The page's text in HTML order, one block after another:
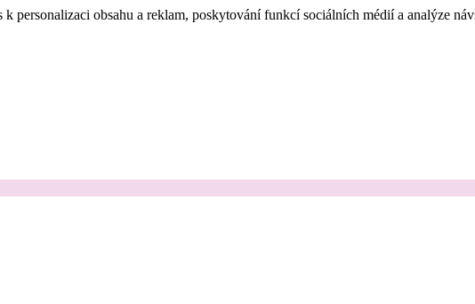
k personalizaci obsahu a reklam, poskytování funkcí sociálních médií a analýze